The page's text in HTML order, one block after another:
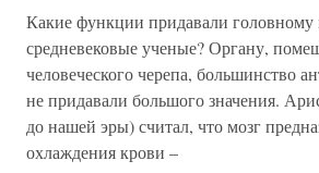
Какие функции придавали головному
средневековые ученые? Органу,
человеческого черепа, большинство
не придавали большого значения.
до нашей эры) считал, что мозг
охлаждения крови –